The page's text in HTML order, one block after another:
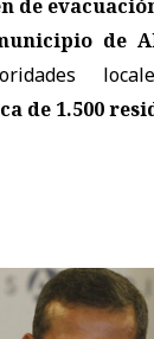
de
de
de 1.500